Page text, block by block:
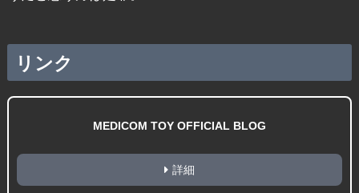
リンク
MEDICOM TOY OFFICIAL BLOG
詳細